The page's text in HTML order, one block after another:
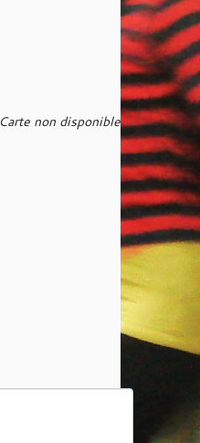
Carte non disponible